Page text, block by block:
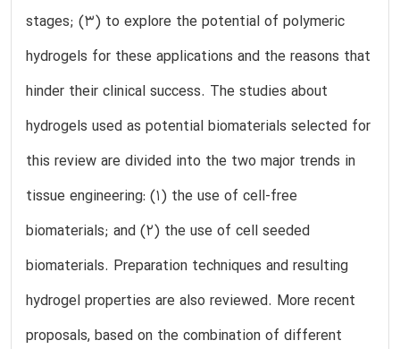
stages; (3) to explore the potential of polymeric
hydrogels for these applications and the reasons that
hinder their clinical success. The studies about
hydrogels used as potential biomaterials selected for
this review are divided into the two major trends in
tissue engineering: (1) the use of cell-free
biomaterials; and (2) the use of cell seeded
biomaterials. Preparation techniques and resulting
hydrogel properties are also reviewed. More recent
proposals, based on the combination of different